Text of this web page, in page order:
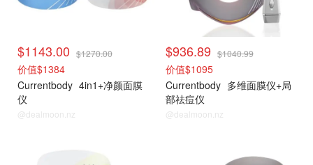
$1143.00 $1270.00
价值$1384
Currentbody 4in1+净颜面膜
仪
@dealmoon.nz
$936.89 $1040.99
价值$1095
Currentbody 多维面膜仪+局
部祛痘仪
@dealmoon.nz